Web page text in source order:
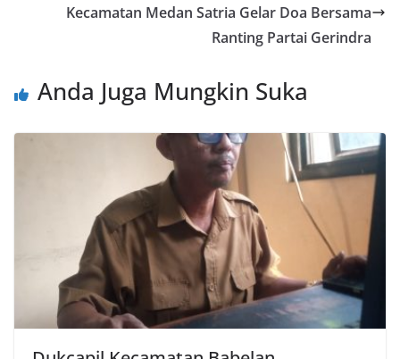
Kecamatan Medan Satria Gelar Doa Bersama
Ranting Partai Gerindra
Anda Juga Mungkin Suka